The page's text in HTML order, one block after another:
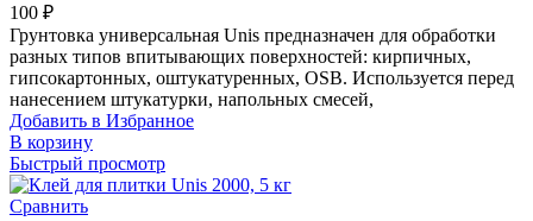
100 ₽
Грунтовка универсальная Unis предназначен для обработки
разных типов впитывающих поверхностей: кирпичных,
гипсокартонных, оштукатуренных, OSB. Используется перед
нанесением штукатурки, напольных смесей,
Добавить в Избранное
В корзину
Быстрый просмотр
Сравнить